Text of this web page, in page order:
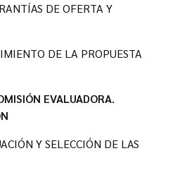
DE OFERTA Y
DE LA PROPUESTA
EVALUADORA.
Y SELECCIÓN DE LAS